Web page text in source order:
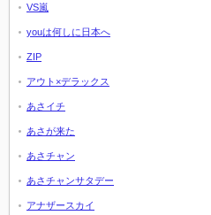
VS嵐
youは何しに日本へ
ZIP
アウト×デラックス
あさイチ
あさが来た
あさチャン
あさチャンサタデー
アナザースカイ